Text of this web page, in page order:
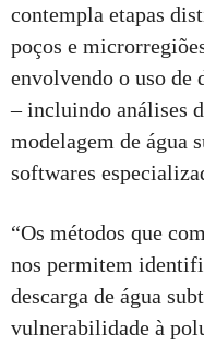
contempla etapas
poços e
envolvendo o uso de
– incluindo análises
modelagem de água
softwares
“Os métodos que
nos permitem
descarga de água
vulnerabilidade à